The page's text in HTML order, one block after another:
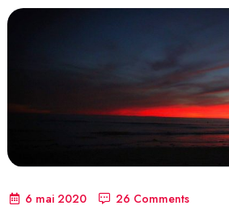
6 mai 2020 26 Comments